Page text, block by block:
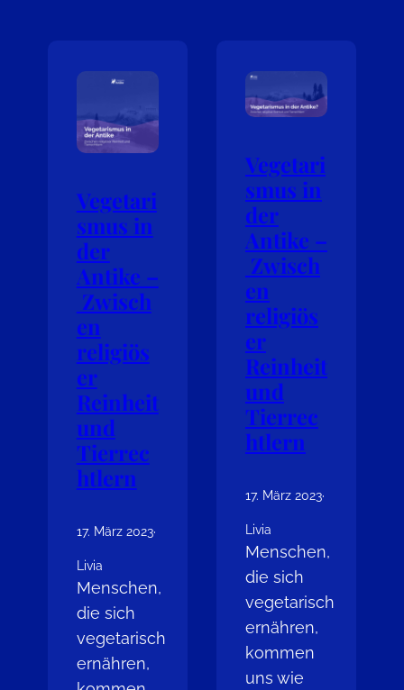
Vegetari
smus in
der
Antike –
Zwisch
en
religiös
er
Reinheit
und
Tierrec
htlern
17. März 2023·
Livia
Menschen,
die sich
vegetarisch
ernähren,
Vegetari
smus in
der
Antike –
Zwisch
en
religiös
er
Reinheit
und
Tierrec
htlern
17. März 2023·
Livia
Menschen,
die sich
vegetarisch
ernähren,
kommen
uns wie